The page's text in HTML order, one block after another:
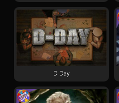
D Day